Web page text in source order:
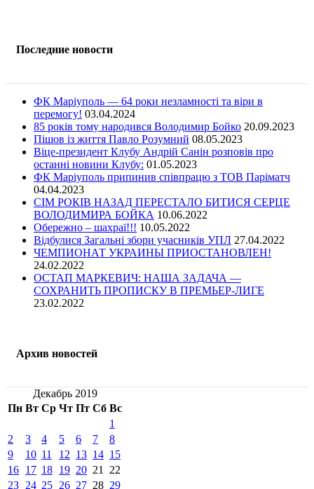
Последние новости
ФК Маріуполь — 64 роки незламності та віри в
перемогу! 03.04.2024
85 років тому народився Володимир Бойко 20.09.2023
Пішов із життя Павло Розумний 08.05.2023
Віце-президент Клубу Андрій Санін розповів про
останні новини Клубу: 01.05.2023
ФК Маріуполь припинив співпрацю з ТОВ Паріматч
04.04.2023
СІМ РОКІВ НАЗАД ПЕРЕСТАЛО БИТИСЯ СЕРЦЕ
ВОЛОДИМИРА БОЙКА 10.06.2022
Обережно – шахраї!!! 10.05.2022
Відбулися Загальні збори учасників УПЛ 27.04.2022
ЧЕМПИОНАТ УКРАИНЫ ПРИОСТАНОВЛЕН!
24.02.2022
ОСТАП МАРКЕВИЧ: НАША ЗАДАЧА —
СОХРАНИТЬ ПРОПИСКУ В ПРЕМЬЕР-ЛИГЕ
23.02.2022
Архив новостей
Декабрь 2019
Пн Вт Ср Чт Пт Сб Вс
1
2
3 4 5 6 7
8
9
10 11 12 13 14 15
16 17 18 19 20 21
22
23 24 25 26 27 28 29